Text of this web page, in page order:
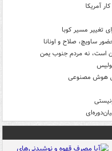
آمریکا
تغییر مسیر کوبا
ساویچ، صلاح و اونانا
است، نه مردم جنوب یمن
هوش مصنوعی